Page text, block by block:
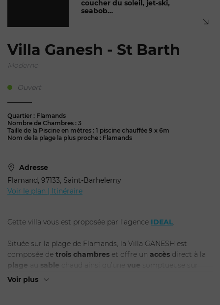
coucher du soleil, jet-ski,
seabob…
Villa Ganesh - St Barth
Moderne
Ouvert
Quartier : Flamands
Nombre de Chambres : 3
Taille de la Piscine en mètres : 1 piscine chauffée 9 x 6m
Nom de la plage la plus proche : Flamands
Adresse
Flamand, 97133, Saint-Barhelemy
Voir le plan | Itinéraire
Cette villa vous est proposée par l’agence IDEAL.
Située sur la plage de Flamands, la Villa GANESH est
composée de trois chambres et offre un accès direct à la
plage
sable chaud ainsi qu’une vue
l’océanet les îles voisines de St Barthélemy.
Voir plus